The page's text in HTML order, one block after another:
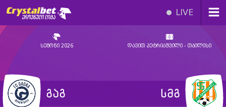
LIVE
სეზონი 2026 დავით პეტრიაშვილი - თბილისი
გაგ სმგ